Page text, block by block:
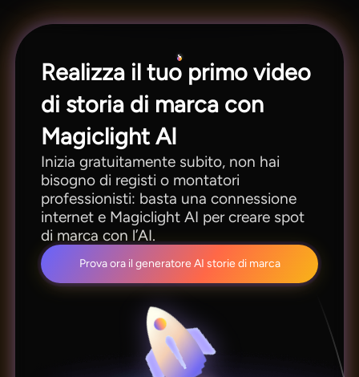
Realizza il tuo primo video
di storia di marca con
Magiclight AI
Inizia gratuitamente subito, non hai
bisogno di registi o montatori
professionisti: basta una connessione
internet e Magiclight AI per creare spot
di marca con l’AI.
Prova ora il generatore AI storie di marca